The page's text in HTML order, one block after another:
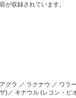
が収録されています。
グラ ／ ラクナウ ／ ワ
)／ キナウル (レコン・